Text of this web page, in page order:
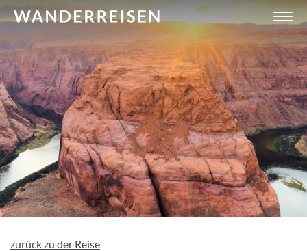
zurück zu der Reise